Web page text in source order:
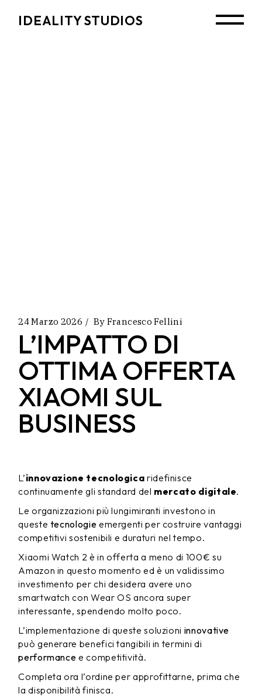
IDEALITY STUDIOS
24 Marzo 2026 By Francesco Fellini
L’IMPATTO DI
OTTIMA OFFERTA
XIAOMI SUL
BUSINESS
L’innovazione tecnologica ridefinisce
continuamente gli standard del mercato digitale.
Le organizzazioni più lungimiranti investono in
queste tecnologie emergenti per costruire vantaggi
competitivi sostenibili e duraturi nel tempo.
Xiaomi Watch 2 è in offerta a meno di 100€ su
Amazon in questo momento ed è un validissimo
investimento per chi desidera avere uno
smartwatch con Wear OS ancora super
interessante, spendendo molto poco.
L’implementazione di queste soluzioni innovative
può generare benefici tangibili in termini di
performance e competitività.
Completa ora l’ordine per approfittarne, prima che
la disponibilità finisca.